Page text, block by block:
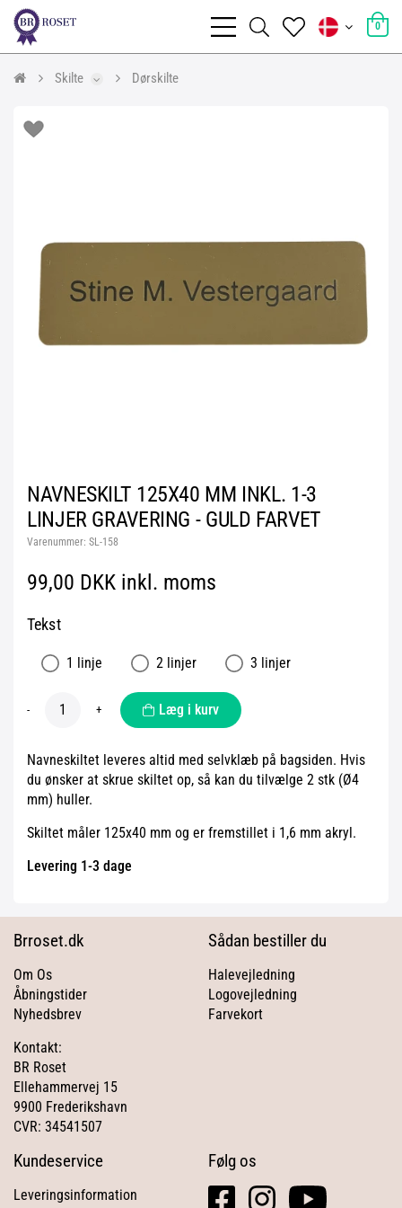
0
Skilte Dørskilte
NAVNESKILT 125X40 MM INKL. 1-3
LINJER GRAVERING - GULD FARVET
Varenummer: SL-158
99,00 DKK inkl. moms
Tekst
1 linje 2 linjer 3 linjer
- + Læg i kurv
Navneskiltet leveres altid med selvklæb på bagsiden. Hvis
du ønsker at skrue skiltet op, så kan du tilvælge 2 stk (Ø4
mm) huller.
Skiltet måler 125x40 mm og er fremstillet i 1,6 mm akryl.
Levering 1-3 dage
Brroset.dk
Om Os
Åbningstider
Nyhedsbrev
Kontakt:
BR Roset
Ellehammervej 15
9900 Frederikshavn
CVR: 34541507
Sådan bestiller du
Halevejledning
Logovejledning
Farvekort
Kundeservice
Leveringsinformation
Følg os
facebookinstagramyoutube